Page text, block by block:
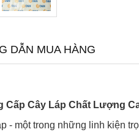
DẪN MUA HÀNG
Cấp Cây Láp Chất Lượng
- một trong những linh kiện